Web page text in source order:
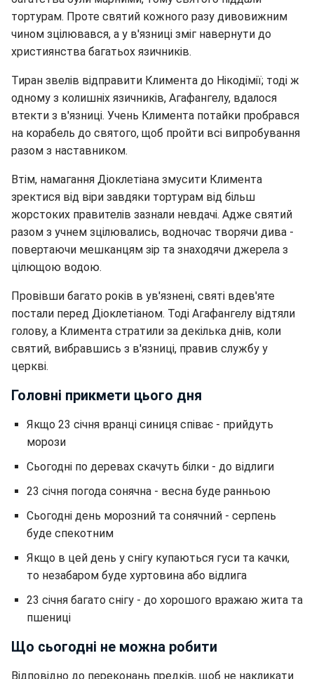
тортурам. Проте святий кожного разу дивовижним
чином зцілювався, а у в'язниці зміг навернути до
християнства багатьох язичників.
Тиран звелів відправити Климента до Нікодімії; тоді ж
одному з колишніх язичників, Агафангелу, вдалося
втекти з в'язниці. Учень Климента потайки пробрався
на корабель до святого, щоб пройти всі випробування
разом з наставником.
Втім, намагання Діоклетіана змусити Климента
зректися від віри завдяки тортурам від більш
жорстоких правителів зазнали невдачі. Адже святий
разом з учнем зцілювались, водночас творячи дива -
повертаючи мешканцям зір та знаходячи джерела з
цілющою водою.
Провівши багато років в ув'язнені, святі вдев'яте
постали перед Діоклетіаном. Тоді Агафангелу відтяли
голову, а Климента стратили за декілька днів, коли
святий, вибравшись з в'язниці, правив службу у
церкві.
Головні прикмети цього дня
Якщо 23 січня вранці синиця співає - прийдуть
морози
Сьогодні по деревах скачуть білки - до відлиги
23 січня погода сонячна - весна буде ранньою
Сьогодні день морозний та сонячний - серпень
буде спекотним
Якщо в цей день у снігу купаються гуси та качки,
то незабаром буде хуртовина або відлига
23 січня багато снігу - до хорошого вражаю жита та
пшениці
Що сьогодні не можна робити
Відповідно до переконань предків, щоб не накликати